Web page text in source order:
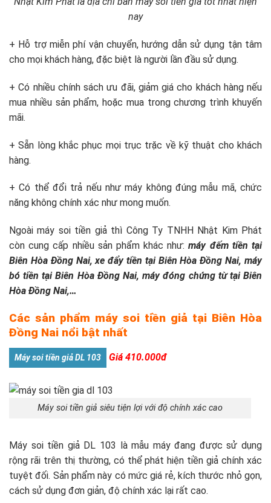
nay
+ Hỗ trợ miễn phí vận chuyển, hướng dẫn sử dụng tận tâm
cho mọi khách hàng, đặc biệt là người lần đầu sử dụng.
+ Có nhiều chính sách ưu đãi, giảm giá cho khách hàng nếu
mua nhiều sản phẩm, hoặc mua trong chương trình khuyến
mãi.
+ Sẵn lòng khắc phục mọi trục trặc về kỹ thuật cho khách
hàng.
+ Có thể đổi trả nếu như máy không đúng mẫu mã, chức
năng không chính xác như mong muốn.
Ngoài máy soi tiền giả thì Công Ty TNHH Nhật Kim Phát
còn cung cấp nhiều sản phẩm khác như:máy đếm tiền tại
Biên Hòa Đồng Nai, xe đẩy tiền tại Biên Hòa Đồng Nai, máy
bó tiền tại Biên Hòa Đồng Nai, máy đóng chứng từ tại Biên
Hòa Đồng Nai,…
Các sản phẩm máy soi tiền giả tại Biên Hòa
Đồng Nai nổi bật nhất
Máy soi tiền giả DL 103 Giá 410.000đ
Máy soi tiền giả siêu tiện lợi với độ chính xác cao
Máy soi tiền giả DL 103 là mẫu máy đang được sử dụng
rộng rãi trên thị thường, có thể phát hiện tiền giả chính xác
tuyệt đối. Sản phẩm này có mức giá rẻ, kích thước nhỏ gọn,
cách sử dụng đơn giản, độ chính xác lại rất cao.